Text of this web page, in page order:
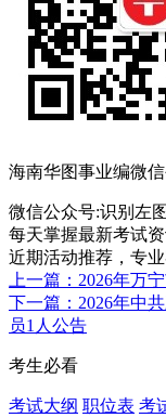
海南华图事业编微
微信公众号:识别左
每天掌握最新考试
近期活动推荐，专
上一篇：2026年万
下一篇：2026年中
员1人公告
考生必看
考试大纲 职位表 考